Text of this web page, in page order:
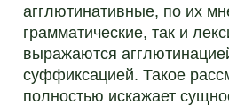
агглютинативные, по их
грамматические, так и
выражаются
суффиксацией. Такое
полностью искажает